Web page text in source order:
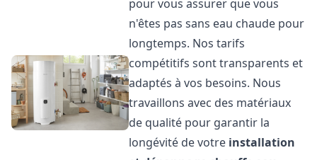
pour vous assurer que vous
n'êtes pas sans eau chaude pour
longtemps. Nos tarifs
compétitifs sont transparents et
adaptés à vos besoins. Nous
travaillons avec des matériaux
de qualité pour garantir la
longévité de votre installation